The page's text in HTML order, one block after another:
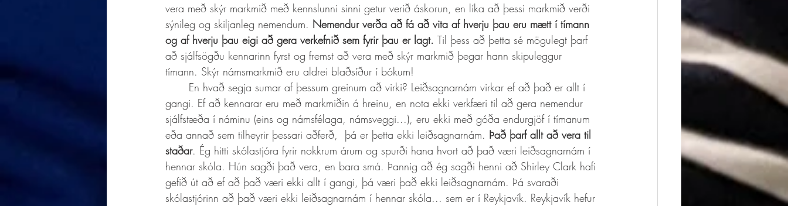
vera með skýr markmið með kennslunni sinni getur verið áskorun, en líka að þessi markmið verði
sýnileg og skiljanleg nemendum. Nemendur verða að fá að vita af hverju þau eru mætt í tímann
og af hverju þau eigi að gera verkefnið sem fyrir þau er lagt. Til þess að þetta sé mögulegt þarf
að sjálfsögðu kennarinn fyrst og fremst að vera með skýr markmið þegar hann skipuleggur
tímann. Skýr námsmarkmið eru aldrei blaðsíður í bókum!
gangi. Ef að kennarar eru með markmiðin á hreinu, en nota ekki verkfæri til að gera nemendur
sjálfstæða í náminu (eins og námsfélaga, námsveggi...), eru ekki með góða endurgjöf í tímanum
eða annað sem tilheyrir þessari aðferð,  þá er þetta ekki leiðsagnarnám. Það þarf allt að vera til
staðar. Ég hitti skólastjóra fyrir nokkrum árum og spurði hana hvort að það væri leiðsagnarnám í
hennar skóla. Hún sagði það vera, en bara smá. Þannig að ég sagði henni að Shirley Clark hafi
gefið út að ef að það væri ekki allt í gangi, þá væri það ekki leiðsagnarnám. Þá svaraði
skólastjórinn að það væri ekki leiðsagnarnám í hennar skóla... sem er í Reykjavík. Reykjavík hefur